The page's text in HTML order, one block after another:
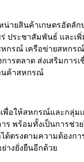
หน่ายสินค้าเกษตรอั
ร่ ประชาสัมพันธ์ และ
รณ์ เครือข่ายสหกรณ์
ารตลาด ส่งเสริมการ
นค้าสหกรณ์
พื่อให้สหกรณ์และกลุ่ม
ร พร้อมทั้งเป็นการช่ว
ด้ตรงตามความต้องก
างยั่งยืนอีกด้วย